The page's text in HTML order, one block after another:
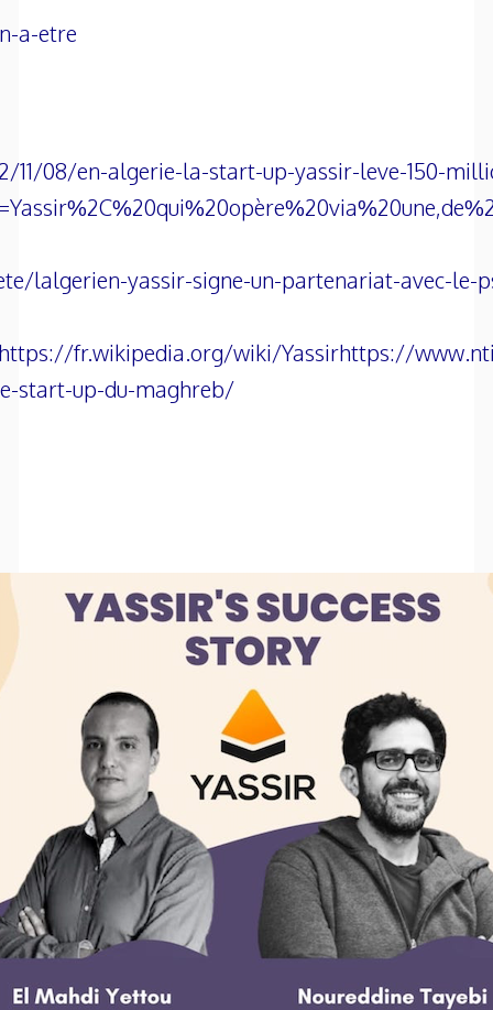
a-etre
08/en-algerie-la-start-up-yassir-leve-150-
lalgerien-yassir-signe-un-partenariat-avec-le-
fr.wikipedia.org/wiki/Yassirhttps://
start-up-du-maghreb/